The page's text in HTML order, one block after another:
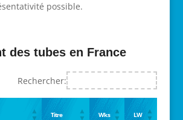
possible.
des tubes en France
Rechercher:
Titre Wks LW